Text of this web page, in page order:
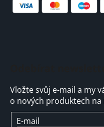
Vložte svůj e-mail a my
o nových produktech na
E-mail